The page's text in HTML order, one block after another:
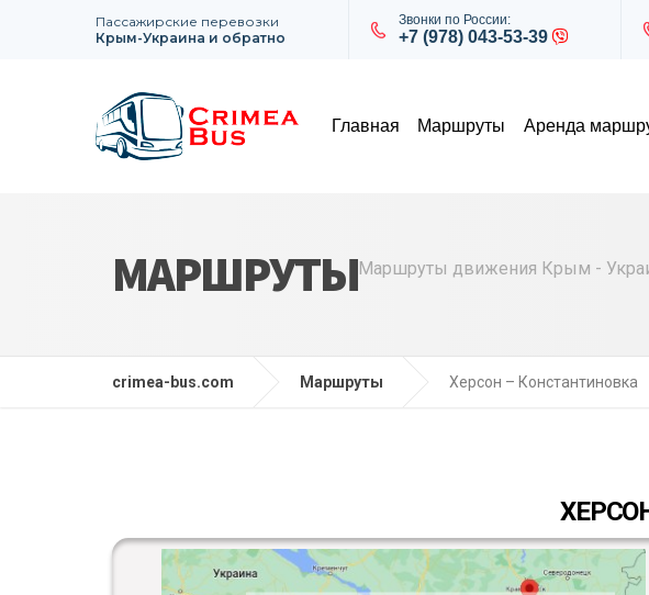
Пассажирские перевозки
Крым-Украина и обратно
Звонки по России:
+7 (978) 043-53-39
Главная Маршруты Аренда
МАРШРУТЫМаршруты движения Крым -
crimea-bus.com Маршруты Херсон – Константиновка